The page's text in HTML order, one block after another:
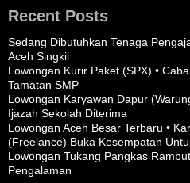
Recent Posts
Sedang Dibutuhkan Tenaga
Aceh Singkil
Lowongan Kurir Paket (SPX) •
Tamatan SMP
Lowongan Karyawan Dapur
Ijazah Sekolah Diterima
Lowongan Aceh Besar Terbaru •
(Freelance) Buka Kesempatan
Lowongan Tukang Pangkas
Pengalaman